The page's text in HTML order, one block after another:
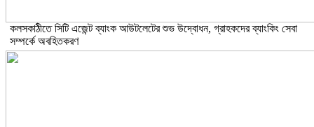
কলসকাঠীতে সিটি এজেন্ট ব্যাংক আউটলেটের শুভ উদ্বোধন, গ্রাহকদের ব্যাংকিং সেবা
সম্পর্কে অবহিতকরণ